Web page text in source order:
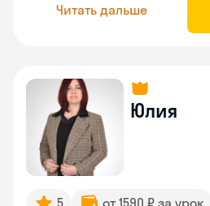
Читать дальше
Юлия
5 от 1590 ₽ за урок